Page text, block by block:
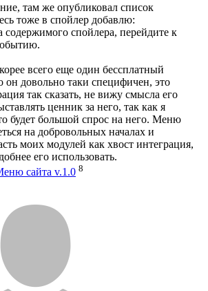
там же опубликовал список
тоже в спойлер добавлю:
содержимого спойлера, перейдите к
всего еще один бессплатный
довольно таки специфичен, это
так сказать, не вижу смысла его
ценник за него, так как я
будет большой спрос на него. Меню
на добровольных началах и
моих модулей как хвост интеграция,
его использовать.
сайта v.1.0 8